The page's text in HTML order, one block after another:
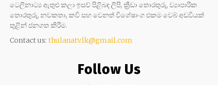
ටෙලිනාට්‍ය ඇතුළු කලා ඉසව් පිළිබඳ ලිපි, ක්‍රීඩා තොරතුරු, ව්‍යාපාරික
තොරතුරු, නවකතා, කවි සහ වෙනත් විශේෂාංග එකම වෙබ් අඩවියක්
තුළින් ජනගත කිරීම.
Contact us: thulanatv.lk@gmail.com
Follow Us